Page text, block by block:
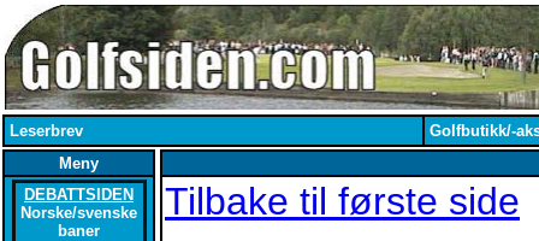
Leserbrev
Golfbutikk/-
Meny
DEBATTSIDEN
Norske/svenske
baner
Tilbake til første side